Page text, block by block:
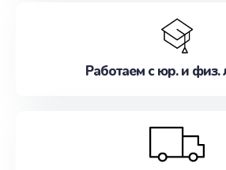
Работаем с юр. и физ.